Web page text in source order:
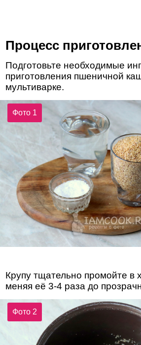
Процесс
Подготовьте необходимые
приготовления пшеничной
мультиварке.
Фото 1
Крупу тщательно промойте в
меняя её 3-4 раза до
Фото 2